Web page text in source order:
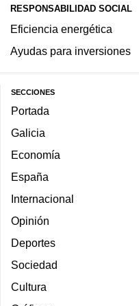
RESPONSABILIDAD SOCIAL
Eficiencia energética
Ayudas para inversiones
SECCIONES
Portada
Galicia
Economía
España
Internacional
Opinión
Deportes
Sociedad
Cultura